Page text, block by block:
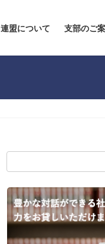
連盟について 支部のご